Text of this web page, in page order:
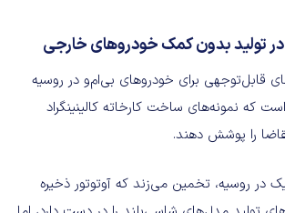
تولید بدون کمک خودروهای خارجی
قابل‌توجهی برای خودروهای بی‌ام‌و در روسیه
که نمونه‌های ساخت کارخاته کالینینگراد
را پوشش دهند.
روسیه، تخمین می‌زند که آوتوتور ذخیره